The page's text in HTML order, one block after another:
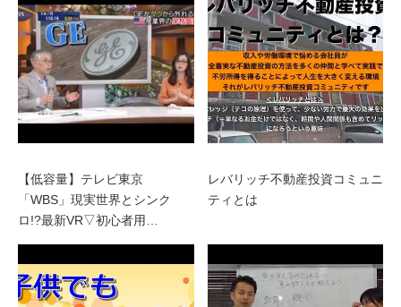
【低容量】テレビ東京
「WBS」現実世界とシンク
ロ!?最新VR▽初心者用…
レバリッチ不動産投資コミュニ
ティとは